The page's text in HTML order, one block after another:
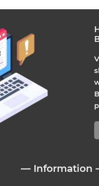
kan
väljas
— Information